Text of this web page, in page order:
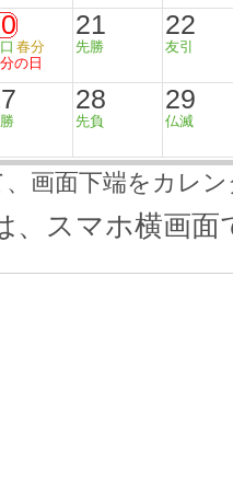
春分
の日
21
先勝
22
友引
28
先負
29
仏滅
画面下端をカレ
スマホ横画面